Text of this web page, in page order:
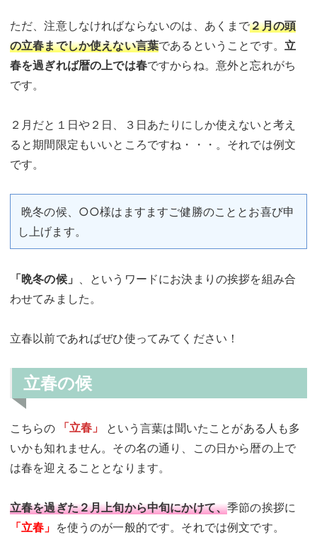
ただ、注意しなければならないのは、あくまで２月の頭
の立春までしか使えない言葉であるということです。 立
春を過ぎれば暦の上では春ですからね。意外と忘れがち
です。
２月だと１日や２日、３日あたりにしか使えないと考え
ると期間限定もいいところですね・・・。それでは例文
です。
晩冬の候、○○様はますますご健勝のこととお喜び申
し上げます。
「晩冬の候」
、というワードにお決まりの挨拶を組み合
わせてみました。
立春以前であればぜひ使ってみてください！
立春の候
こちらの 「立春」
という言葉は聞いたことがある人も多
いかも知れません。その名の通り、この日から暦の上で
は春を迎えることとなります。
立春を過ぎた２月上旬から中旬にかけて、季節の挨拶に
「立春」 を使うのが一般的です。それでは例文です。